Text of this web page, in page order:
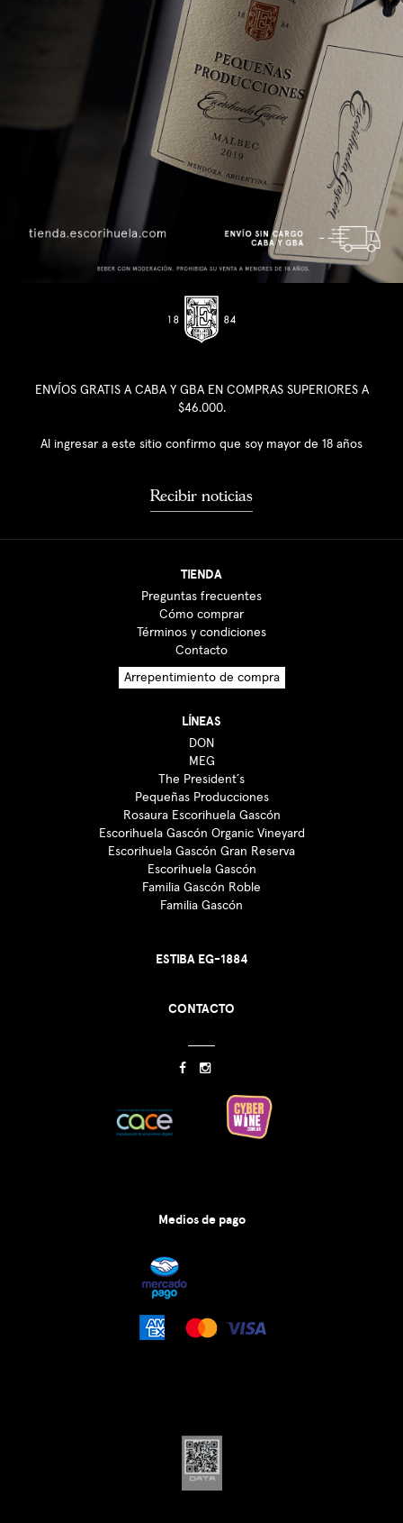
ENVÍOS GRATIS A CABA Y GBA EN COMPRAS SUPERIORES A
$46.000.
Al ingresar a este sitio confirmo que soy mayor de 18 años
Recibir noticias
TIENDA
Preguntas frecuentes
Cómo comprar
Términos y condiciones
Contacto
Arrepentimiento de compra
LÍNEAS
DON
MEG
The President´s
Pequeñas Producciones
Rosaura Escorihuela Gascón
Escorihuela Gascón Organic Vineyard
Escorihuela Gascón Gran Reserva
Escorihuela Gascón
Familia Gascón Roble
Familia Gascón
ESTIBA EG-1884
CONTACTO
Medios de pago